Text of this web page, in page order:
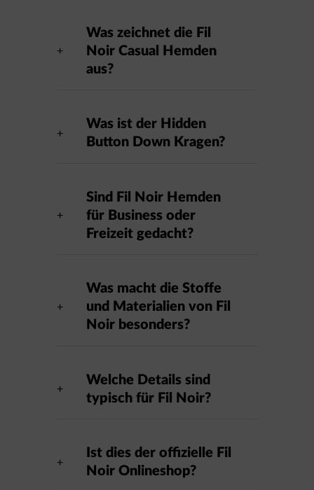
Was zeichnet die Fil
Noir Casual Hemden
aus?
Was ist der Hidden
Button Down Kragen?
Sind Fil Noir Hemden
für Business oder
Freizeit gedacht?
Was macht die Stoffe
und Materialien von Fil
Noir besonders?
Welche Details sind
typisch für Fil Noir?
Ist dies der offizielle Fil
Noir Onlineshop?